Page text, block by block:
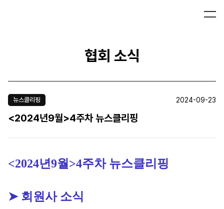
협회 소식
뉴스클리핑 2024-09-23
<2024년9월>4주차 뉴스클리핑
<2024년9월>4주차 뉴스클리핑
➤ 회원사 소식